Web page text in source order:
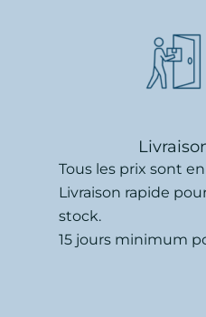
Tous les prix sont
Livraison rapide
stock.
15 jours minimum